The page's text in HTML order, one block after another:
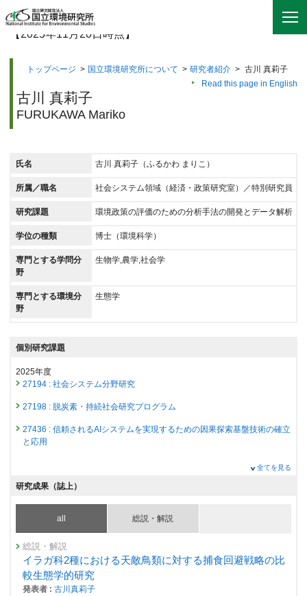
【2025年11月20日時点】
トップページ > 国立環境研究所について > 研究者紹介 > 古川 真莉子
Read this page in English
古川 真莉子
FURUKAWA Mariko
氏名 古川 真莉子（ふるかわ まりこ）
所属／職名 社会システム領域（経済・政策研究室）／特別研究員
研究課題 環境政策の評価のための分析手法の開発とデータ解析
学位の種類 博士（環境科学）
専門とする学問分
野
生物学,農学,社会学
専門とする環境分
野
生態学
個別研究課題
2025年度
27194 : 社会システム分野研究
27198 : 脱炭素・持続社会研究プログラム
27436 : 信頼されるAIシステムを実現するための因果探索基盤技術の確立
と応用
全てを見る
研究成果（誌上）
all 総説・解説
総説・解説
イラガ科2種における天敵鳥類に対する捕食回避戦略の比
較生態学的研究
発表者 : 古川真莉子